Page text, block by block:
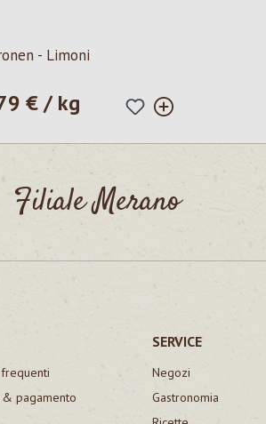
- Limoni
normale:
€ / kg
Filiale Merano
& pagamento
SERVICE
Negozi
Gastronomia